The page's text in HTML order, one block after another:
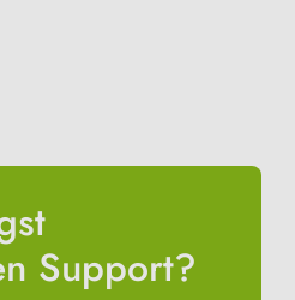
Support?